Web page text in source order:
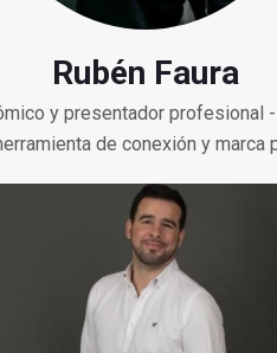
Rubén Faura
y presentador profesional -
de conexión y marca